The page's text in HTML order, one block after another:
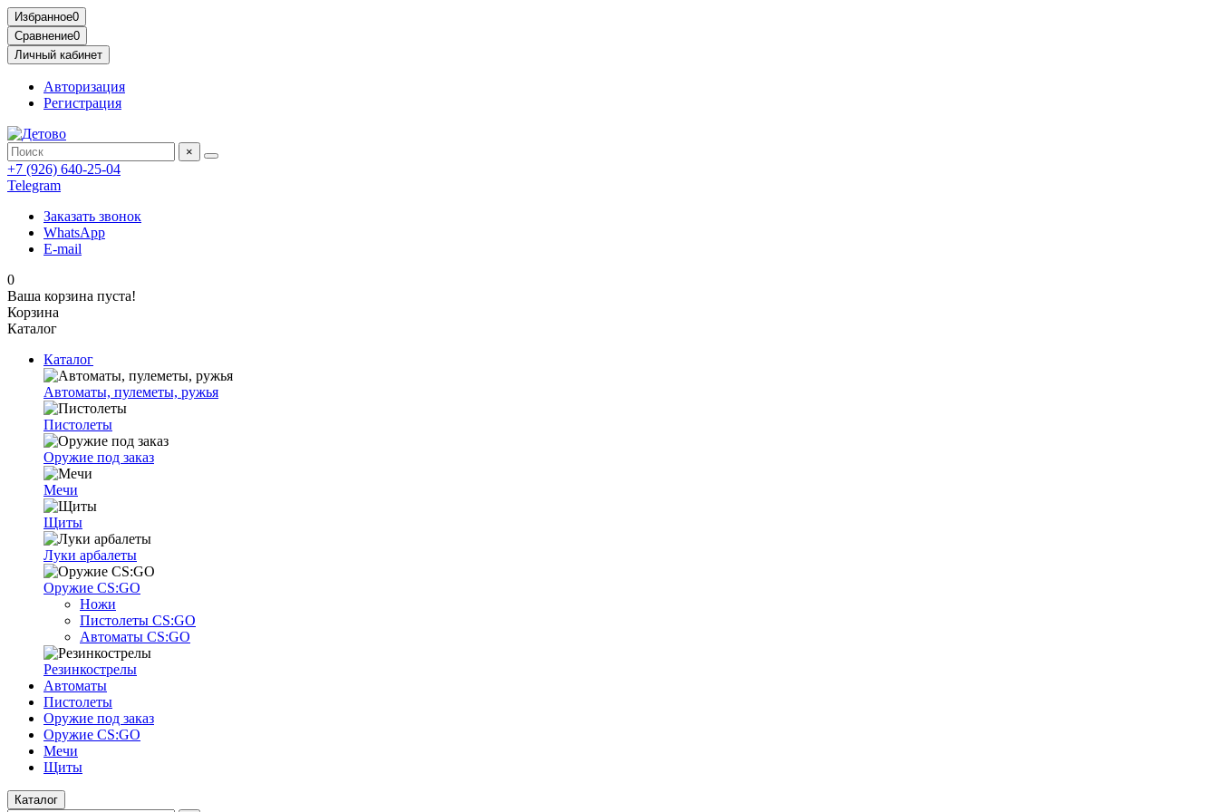
Избранное0
Сравнение0
Личный кабинет
Авторизация
Регистрация
×
+7 (926) 640-25-04
Telegram
Заказать звонок
WhatsApp
E-mail
0
Ваша корзина пуста!
Корзина
Каталог
Каталог
Автоматы, пулеметы, ружья
Пистолеты
Оружие под заказ
Мечи
Щиты
Луки арбалеты
Оружие CS:GO
Ножи
Пистолеты CS:GO
Автоматы CS:GO
Резинкострелы
Автоматы
Пистолеты
Оружие под заказ
Оружие CS:GO
Мечи
Щиты
Каталог